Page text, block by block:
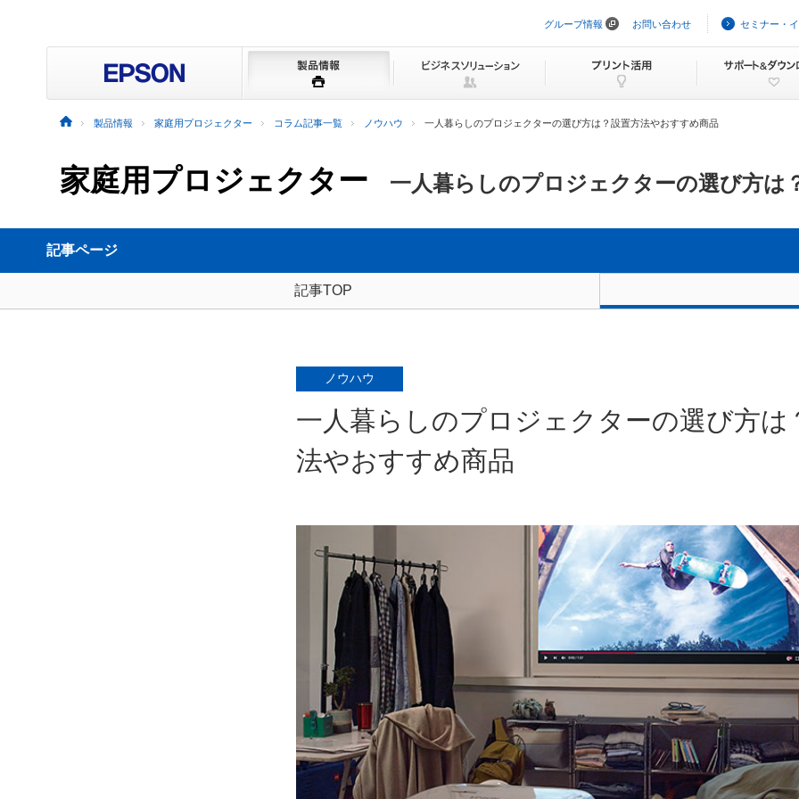
ビ
ョ
を
ッ
プ
グループ情報 お問い合わせ セミナー・
製品情報 家庭用プロジェクター コラム記事一覧 ノウハウ 一人暮らしのプロジェクターの選び方は？設置方法やおすすめ商品
家庭用プロジェクター 一人暮らしのプロジェクターの選び方は
記事ページ
記事TOP
ノウハウ
一人暮らしのプロジェクターの選び方は
法やおすすめ商品